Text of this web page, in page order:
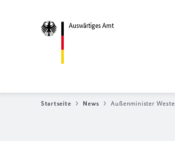
Auswärtiges Amt
Startseite News Außenminister